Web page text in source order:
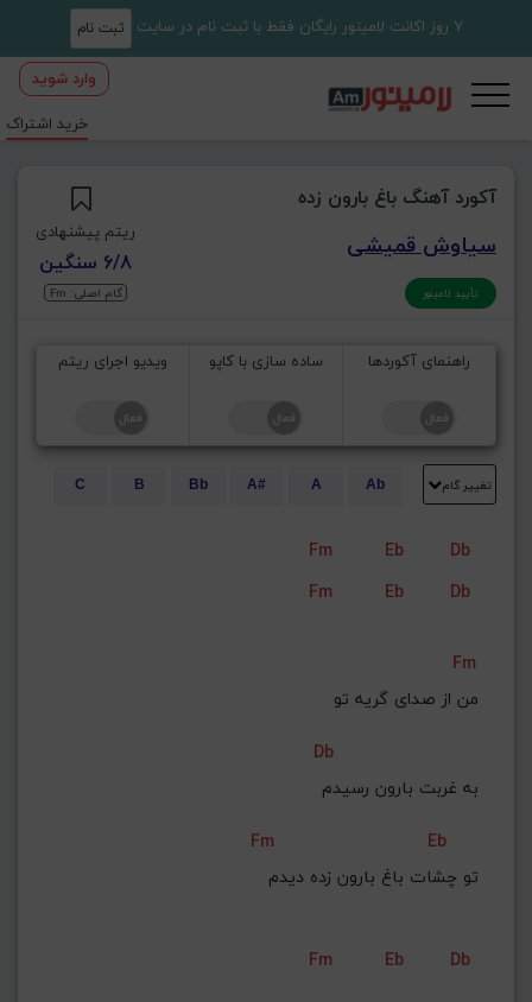
7 روز اکانت لامینور رایگان فقط با ثبت نام در سایت ثبت نام
وارد شوید
خرید اشتراک
آکورد آهنگ باغ بارون زده
سیاوش قمیشی
تأیید لامینور
ریتم پیشنهادی
6/8 سنگین
گام اصلی: Fm
راهنمای آکوردها ساده سازی با کاپو ویدیو اجرای ریتم
تغییر گام Ab
A
A#
Bb
B
C
Fm Eb
Db
Fm
Eb Db
Fm
من از صدای گریه تو
Db
به غربت بارون رسیدم
Fm
Eb
تو چشات باغ بارون زده دیدم
Fm Eb Db